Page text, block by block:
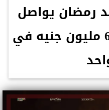
رمضان يواصل
الصدارة ويحقق 6.3 مليون جنيه في